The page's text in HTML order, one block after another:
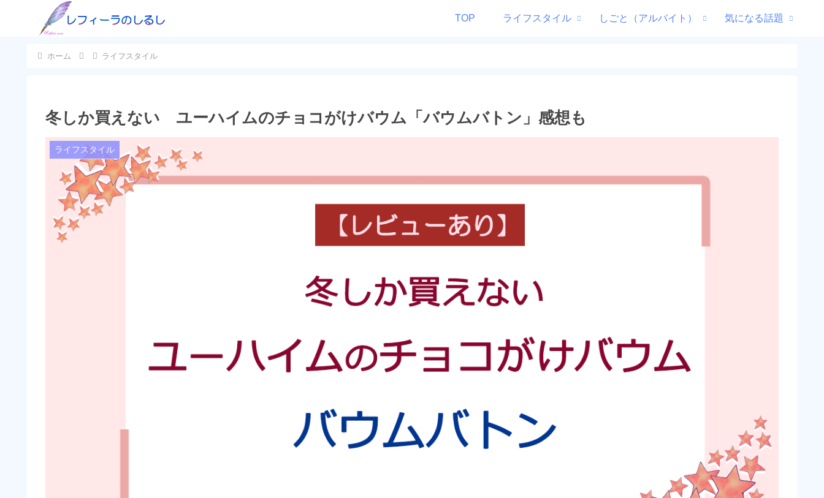
TOP ライフスタイル しごと（アルバイト） 気になる話題
ホーム ライフスタイル
冬しか買えない ユーハイムのチョコがけバウム「バウムバトン」感想も
ライフスタイル